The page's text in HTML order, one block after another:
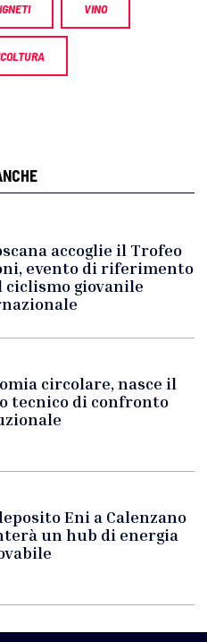
VINO
accoglie il Trofeo
evento di riferimento
ciclismo giovanile
circolare, nasce il
tecnico di confronto
Eni a Calenzano
un hub di energia